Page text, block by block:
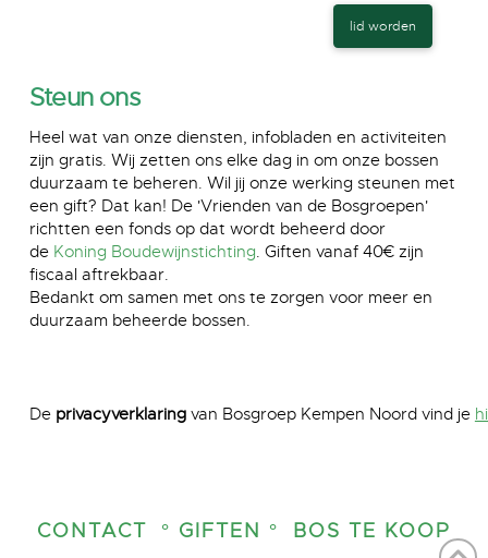
lid worden
Steun ons
Heel wat van onze diensten, infobladen en activiteiten
zijn gratis. Wij zetten ons elke dag in om onze bossen
duurzaam te beheren. Wil jij onze werking steunen met
een gift? Dat kan! De 'Vrienden van de Bosgroepen'
richtten een fonds op dat wordt beheerd door
de Koning Boudewijnstichting. Giften vanaf 40€ zijn
fiscaal aftrekbaar.
Bedankt om samen met ons te zorgen voor meer en
duurzaam beheerde bossen.
De privacyverklaringvan Bosgroep Kempen Noord vind je
CONTACT ° GIFTEN ° BOS TE KOOP